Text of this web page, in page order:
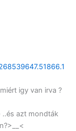
igy van irva ?
..és azt mondták